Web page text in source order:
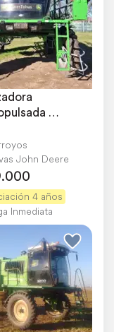
3200 año
John Deere
4 años
Inmediata